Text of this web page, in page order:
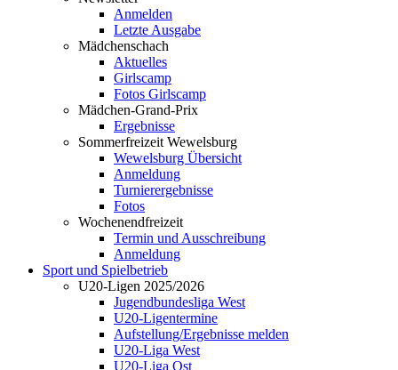
Anmelden
Letzte Ausgabe
Mädchenschach
Aktuelles
Girlscamp
Fotos Girlscamp
Mädchen-Grand-Prix
Ergebnisse
Sommerfreizeit Wewelsburg
Wewelsburg Übersicht
Anmeldung
Turnierergebnisse
Fotos
Wochenendfreizeit
Termin und Ausschreibung
Anmeldung
Sport und Spielbetrieb
U20-Ligen 2025/2026
Jugendbundesliga West
U20-Ligentermine
Aufstellung/Ergebnisse melden
U20-Liga West
U20-Liga Ost